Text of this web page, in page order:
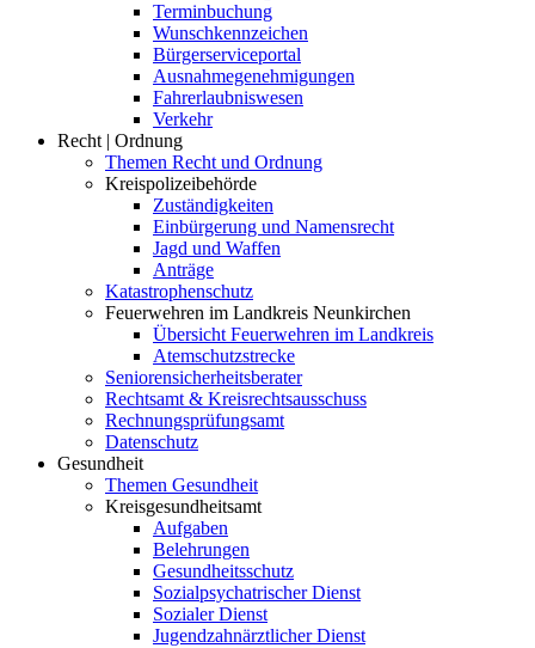
Terminbuchung
Wunschkennzeichen
Bürgerserviceportal
Ausnahmegenehmigungen
Fahrerlaubniswesen
Verkehr
Recht | Ordnung
Themen Recht und Ordnung
Kreispolizeibehörde
Zuständigkeiten
Einbürgerung und Namensrecht
Jagd und Waffen
Anträge
Katastrophenschutz
Feuerwehren im Landkreis Neunkirchen
Übersicht Feuerwehren im Landkreis
Atemschutzstrecke
Seniorensicherheitsberater
Rechtsamt & Kreisrechtsausschuss
Rechnungsprüfungsamt
Datenschutz
Gesundheit
Themen Gesundheit
Kreisgesundheitsamt
Aufgaben
Belehrungen
Gesundheitsschutz
Sozialpsychatrischer Dienst
Sozialer Dienst
Jugendzahnärztlicher Dienst